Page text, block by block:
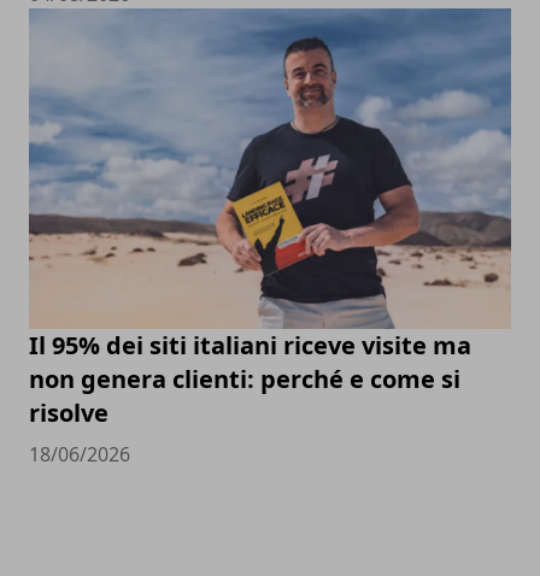
Il 95% dei siti italiani riceve visite ma
non genera clienti: perché e come si
risolve
18/06/2026